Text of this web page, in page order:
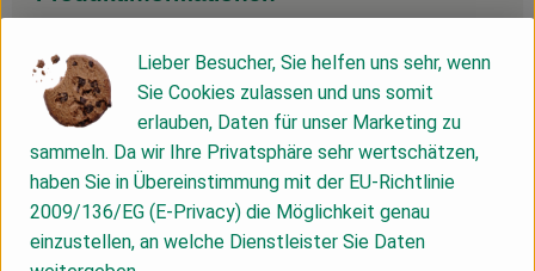
Zutaten
Nährwert-Info
Produktdatenblatt
Lieber Besucher, Sie helfen uns sehr, wenn
Sie Cookies zulassen und uns somit
erlauben, Daten für unser Marketing zu
sammeln. Da wir Ihre Privatsphäre sehr wertschätzen,
haben Sie in Übereinstimmung mit der EU-Richtlinie
2009/136/EG (E-Privacy) die Möglichkeit genau
einzustellen, an welche Dienstleister Sie Daten